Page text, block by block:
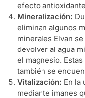
efecto
Mineralización:
eliminan algunos
minerales Elvan
devolver al agua
el magnesio.
también se
Vitalización: En la
mediante imanes